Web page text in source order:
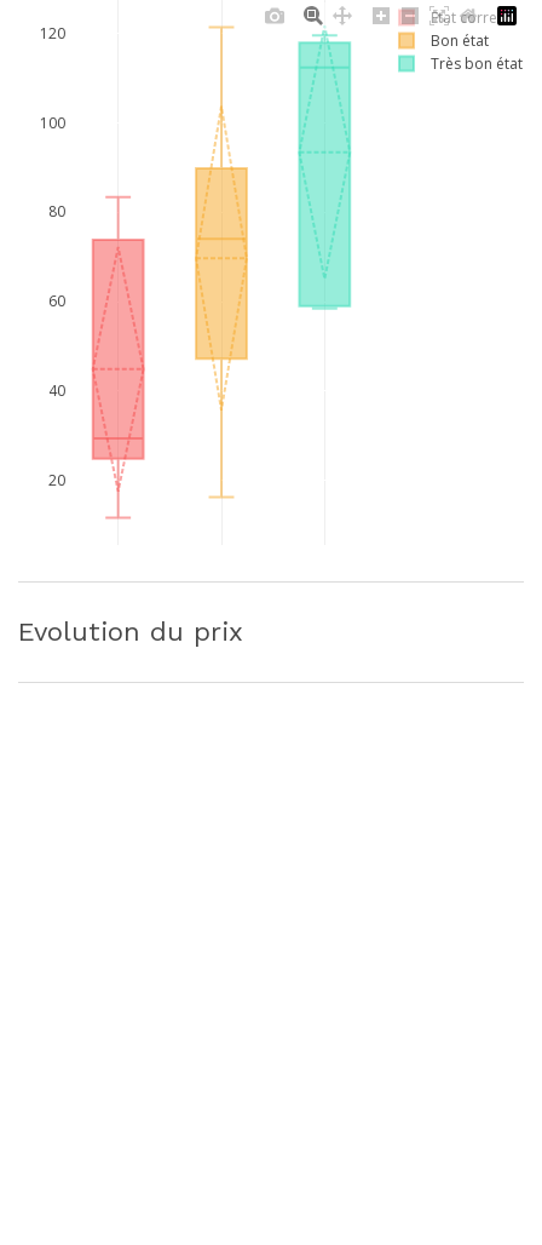
20
40
60
80
100
120
Etat correct
Bon état
Très bon état
Evolution du prix